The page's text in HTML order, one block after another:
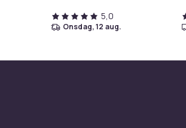
5,0
onsdag, 12 aug.